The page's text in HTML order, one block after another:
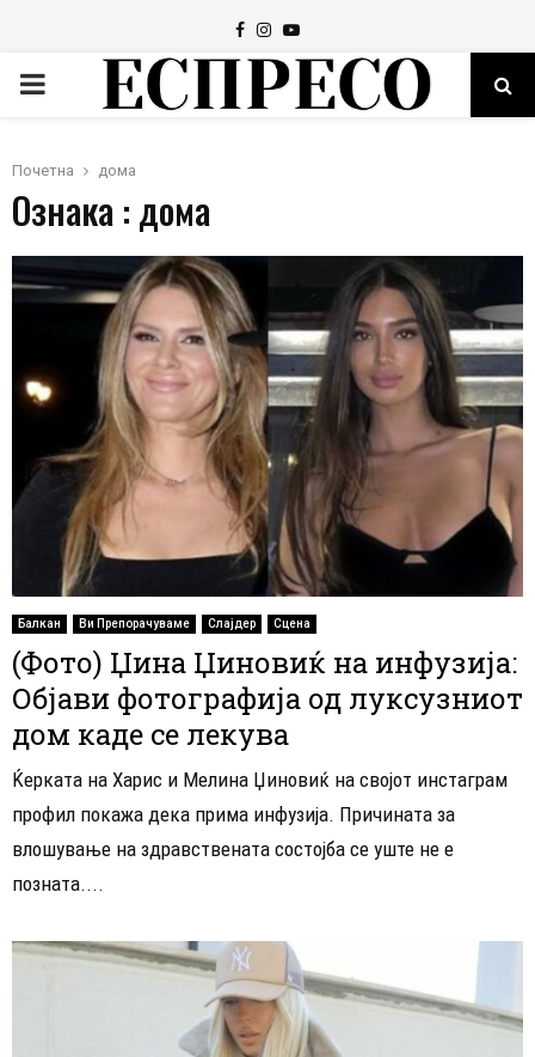
Facebook
Instagram
Youtube
PRIMARY
Почетна дома
Ознака : дома
Балкан Ви Препорачуваме Слајдер Сцена
(Фото) Џина Џиновиќ на инфузија:
Објави фотографија од луксузниот
дом каде се лекува
Ќерката на Харис и Мелина Џиновиќ на својот инстаграм
профил покажа дека прима инфузија. Причината за
влошување на здравствената состојба се уште не е
позната....